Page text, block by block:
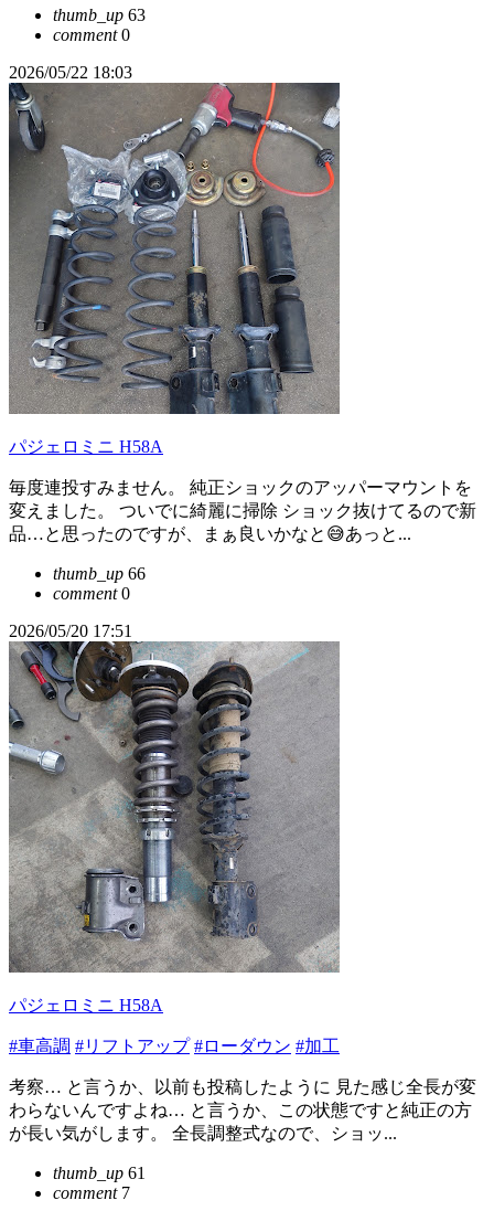
thumb_up 63
comment0
2026/05/22 18:03
パジェロミニ H58A
毎度連投すみません。 純正ショックのアッパーマウントを
変えました。 ついでに綺麗に掃除 ショック抜けてるので新
品…と思ったのですが、まぁ良いかなと😅あっと...
thumb_up 66
comment0
2026/05/20 17:51
パジェロミニ H58A
#車高調 #リフトアップ #ローダウン #加工
考察… と言うか、以前も投稿したように 見た感じ全長が変
わらないんですよね… と言うか、この状態ですと純正の方
が長い気がします。 全長調整式なので、ショッ...
thumb_up 61
comment7